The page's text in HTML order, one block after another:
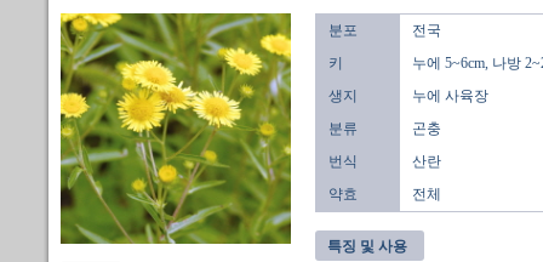
분포
전국
키
누에 5~6cm, 나방
생지
누에 사육장
분류
곤충
번식
산란
약효
전체
특징 및 사용